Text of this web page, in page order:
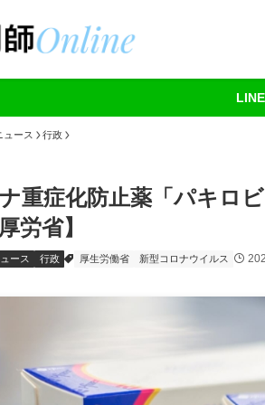
ュース 行政
重症化防止薬「パキロ
労省】
ース 行政 厚生労働省 新型コロナウイルス